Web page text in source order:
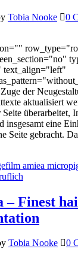
Tobia Nooke
0
text_align="left"
der
aktualisiert
überarbeitet,
insgesamt eine
Seite gebracht.
– Finest
Tobia Nooke
0